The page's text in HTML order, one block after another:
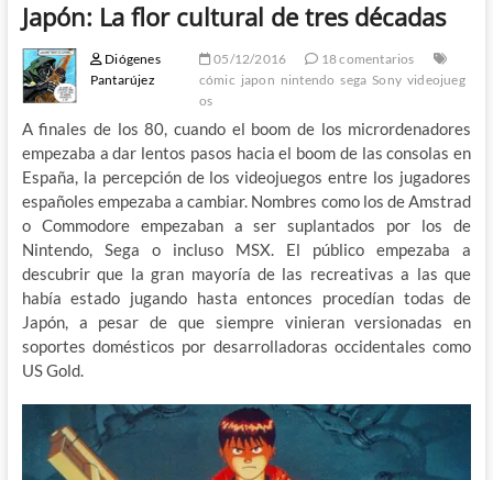
Japón: La flor cultural de tres décadas
Diógenes
Pantarújez
05/12/2016
18 comentarios
cómic japon nintendo sega Sony videojueg
os
A finales de los 80, cuando el boom de los micrordenadores
empezaba a dar lentos pasos hacia el boom de las consolas en
España, la percepción de los videojuegos entre los jugadores
españoles empezaba a cambiar. Nombres como los de Amstrad
o Commodore empezaban a ser suplantados por los de
Nintendo, Sega o incluso MSX. El público empezaba a
descubrir que la gran mayoría de las recreativas a las que
había estado jugando hasta entonces procedían todas de
Japón, a pesar de que siempre vinieran versionadas en
soportes domésticos por desarrolladoras occidentales como
US Gold.